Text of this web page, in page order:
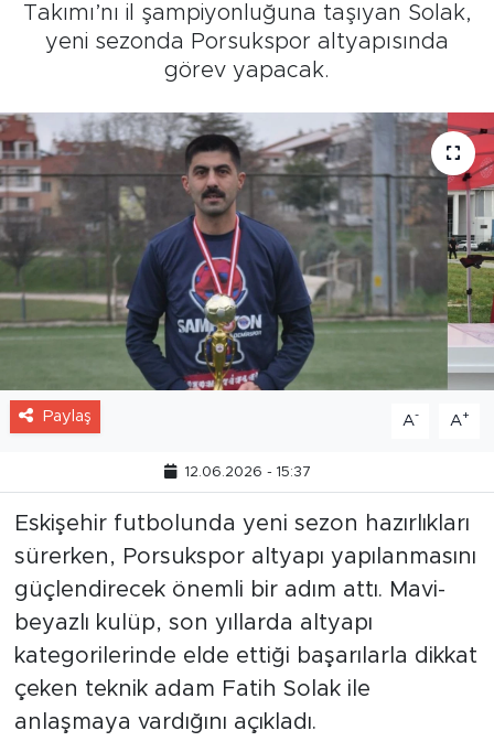
Takımı’nı il şampiyonluğuna taşıyan Solak,
yeni sezonda Porsukspor altyapısında
görev yapacak.
Paylaş A- A+
12.06.2026 - 15:37
Eskişehir futbolunda yeni sezon hazırlıkları
sürerken, Porsukspor altyapı yapılanmasını
güçlendirecek önemli bir adım attı. Mavi-
beyazlı kulüp, son yıllarda altyapı
kategorilerinde elde ettiği başarılarla dikkat
çeken teknik adam Fatih Solak ile
anlaşmaya vardığını açıkladı.